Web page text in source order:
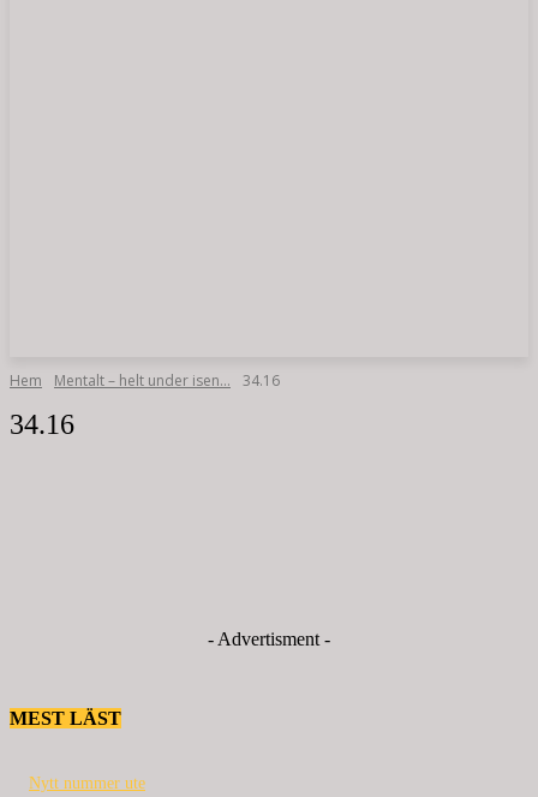
Hem Mentalt – helt under isen… 34.16
34.16
- Advertisment -
MEST LÄST
Nytt nummer ute